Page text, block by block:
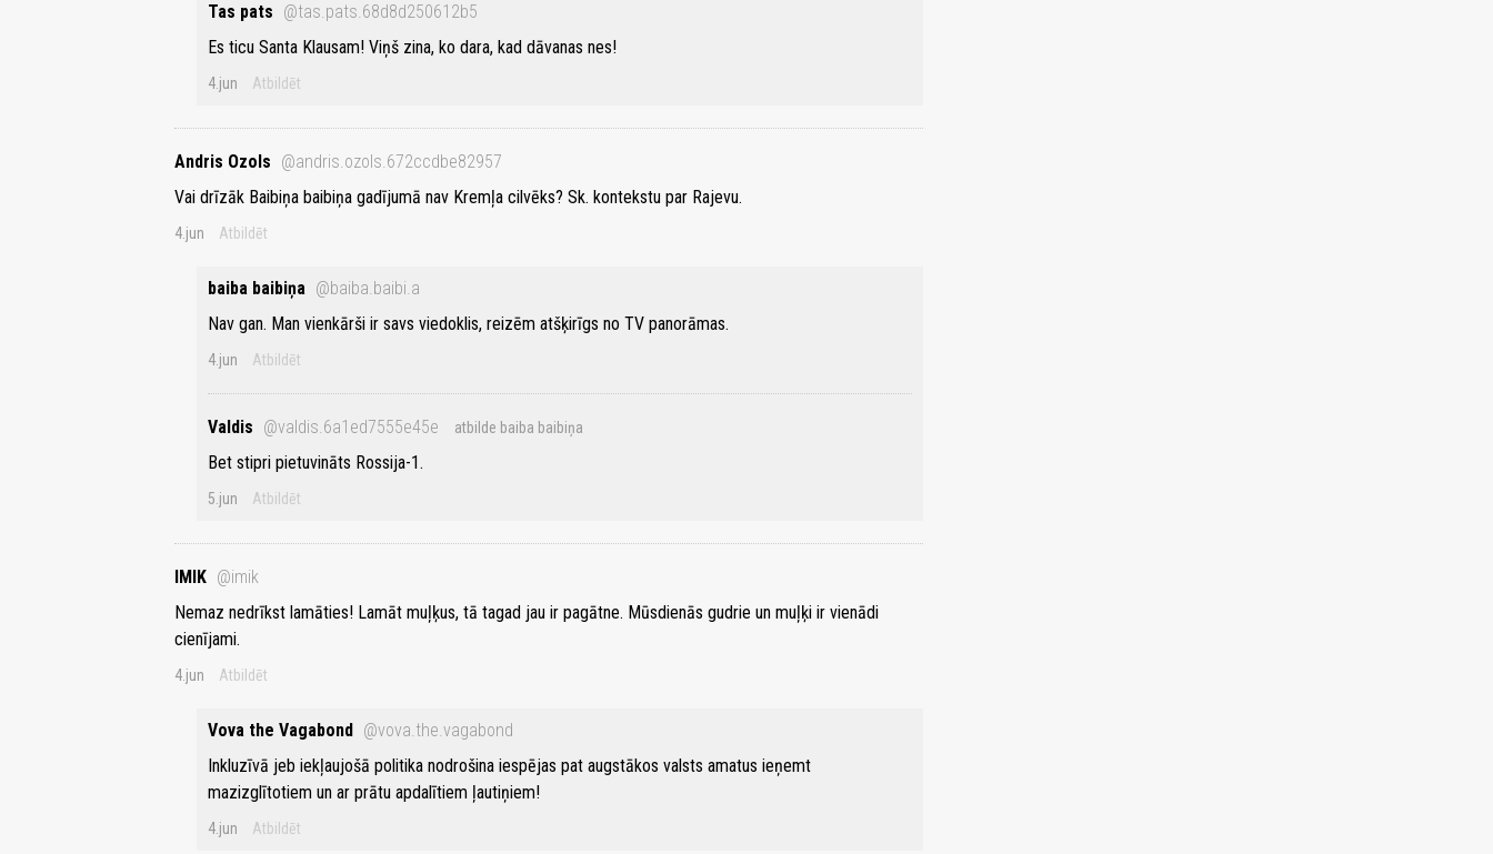
Tas pats @tas.pats.68d8d250612b5
Es ticu Santa Klausam! Viņš zina, ko dara, kad dāvanas nes!
4.jun Atbildēt
Andris Ozols @andris.ozols.672ccdbe82957
Vai drīzāk Baibiņa baibiņa gadījumā nav Kremļa cilvēks? Sk. kontekstu par Rajevu.
4.jun Atbildēt
baiba baibiņa @baiba.baibi.a
Nav gan. Man vienkārši ir savs viedoklis, reizēm atšķirīgs no TV panorāmas.
4.jun Atbildēt
Valdis @valdis.6a1ed7555e45e atbilde baiba baibiņa
Bet stipri pietuvināts Rossija-1.
5.jun Atbildēt
IMIK @imik
Nemaz nedrīkst lamāties! Lamāt muļķus, tā tagad jau ir pagātne. Mūsdienās gudrie un muļķi ir vienādi
cienījami.
4.jun Atbildēt
Vova the Vagabond
@vova.the.vagabond
Inkluzīvā jeb iekļaujošā politika nodrošina iespējas pat augstākos valsts amatus ieņemt
mazizglītotiem un ar prātu apdalītiem ļautiņiem!
4.jun Atbildēt